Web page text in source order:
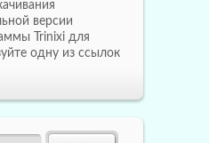
версии
Trinixi для
одну из ссылок